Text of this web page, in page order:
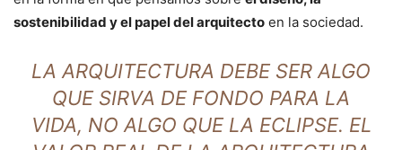
sostenibilidad y el papel del arquitecto en la sociedad.
LA ARQUITECTURA DEBE SER ALGO
QUE SIRVA DE FONDO PARA LA
VIDA, NO ALGO QUE LA ECLIPSE. EL